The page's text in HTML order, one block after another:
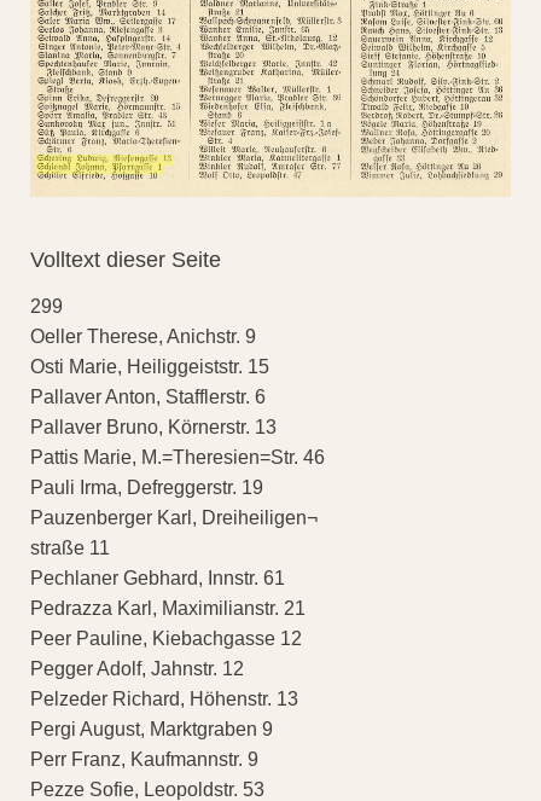
Volltext dieser Seite
299
Oeller Therese, Anichstr. 9
Osti Marie, Heiliggeiststr. 15
Pallaver Anton, Stafflerstr. 6
Pallaver Bruno, Körnerstr. 13
Pattis Marie, M.=Theresien=Str. 46
Pauli Irma, Defreggerstr. 19
Pauzenberger Karl, Dreiheiligen¬
straße 11
Pechlaner Gebhard, Innstr. 61
Pedrazza Karl, Maximilianstr. 21
Peer Pauline, Kiebachgasse 12
Pegger Adolf, Jahnstr. 12
Pelzeder Richard, Höhenstr. 13
Pergi August, Marktgraben 9
Perr Franz, Kaufmannstr. 9
Pezze Sofie, Leopoldstr. 53